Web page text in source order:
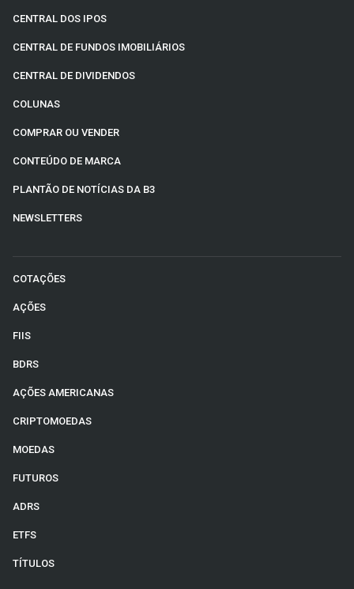
CENTRAL DOS IPOS
CENTRAL DE FUNDOS IMOBILIÁRIOS
CENTRAL DE DIVIDENDOS
COLUNAS
COMPRAR OU VENDER
CONTEÚDO DE MARCA
PLANTÃO DE NOTÍCIAS DA B3
NEWSLETTERS
COTAÇÕES
AÇÕES
FIIS
BDRS
AÇÕES AMERICANAS
CRIPTOMOEDAS
MOEDAS
FUTUROS
ADRS
ETFS
TÍTULOS